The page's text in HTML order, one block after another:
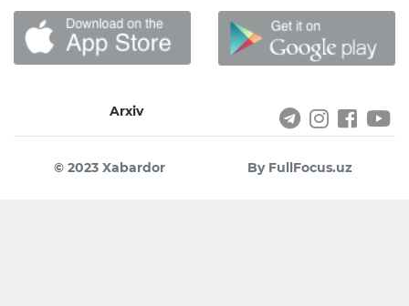
Arxiv
© 2023 Xabardor By FullFocus.uz